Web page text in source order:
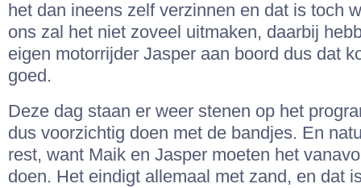
het dan ineens zelf verzinnen en dat is toch
ons zal het niet zoveel uitmaken, daarbij
eigen motorrijder Jasper aan boord dus dat
goed.
Deze dag staan er weer stenen op het
dus voorzichtig doen met de bandjes. En
rest, want Maik en Jasper moeten het
doen. Het eindigt allemaal met zand, en dat